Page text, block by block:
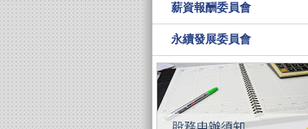
薪資報酬委員會
永續發展委員會